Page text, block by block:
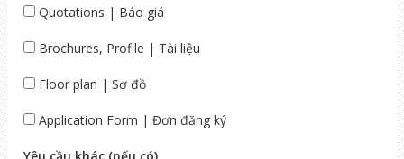
Quotations | Báo giá
Brochures, Profile | Tài liệu
Floor plan | Sơ đồ
Application Form | Đơn đăng ký
Yêu cầu khác (nếu có)